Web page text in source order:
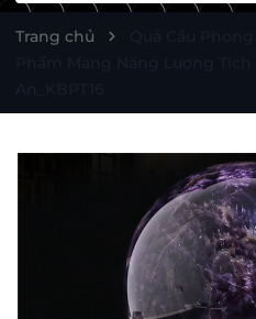
Trang chủ